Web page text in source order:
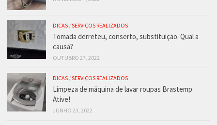
DICAS /SERVIÇOS REALIZADOS
Tomada derreteu, conserto, substituição. Qual a
causa?
OUTUBRO 27, 2022
DICAS /SERVIÇOS REALIZADOS
Limpeza de máquina de lavar roupas Brastemp
Ative!
JUNHO 23, 2022